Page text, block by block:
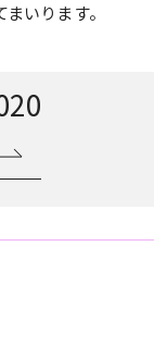
いります。